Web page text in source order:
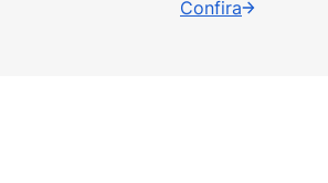
Confira